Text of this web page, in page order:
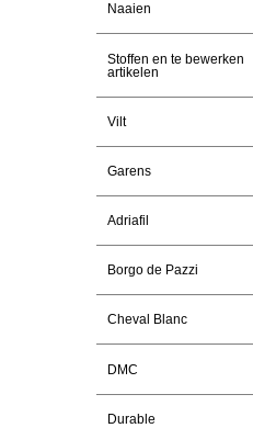
Naaien
Stoffen en te bewerken
artikelen
Vilt
Garens
Adriafil
Borgo de Pazzi
Cheval Blanc
DMC
Durable